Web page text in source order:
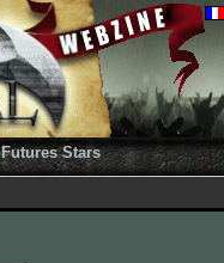
Futures Stars